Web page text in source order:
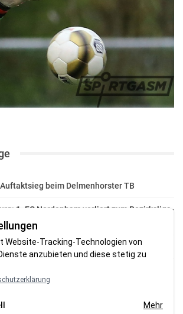
beim Delmenhorster TB
1. FC Nordenham verliert zum Bezirksliga-
Die Bilder vom Wochenende
Unterweser-C-Jugend macht sich bereit
mit neuem Torwarttrainer in die
Website-Tracking-Technologien von
anzubieten und diese stetig zu
Mehr